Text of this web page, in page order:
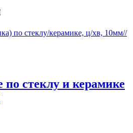
по стеклу и керамике